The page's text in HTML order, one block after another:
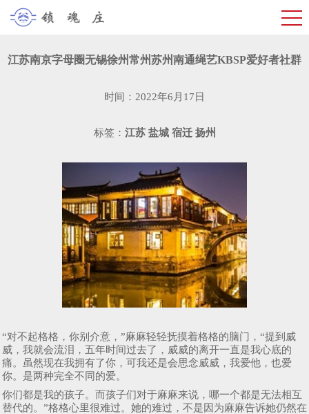
江苏南京字母圈无锡徐州常州苏州南通绳艺KBSP爱好者社群
时间：2022年6月17日
标签： 江苏 盐城 宿迁 扬州
“对不起格格，你别介意，”麻麻轻轻抚摸着格格的脑门，“提到威
威，我就会流泪，五年时间过去了，威威的离开一直是我心底的
痛。虽然现在我拥有了你，可我还是会思念威威，我爱他，也爱
你。是两种完全不同的爱。
你们都是我的孩子。而孩子们对于麻麻来说，哪一个都是无法相互
替代的。”格格心里很难过。她的难过，不是因为麻麻告诉她仍然在